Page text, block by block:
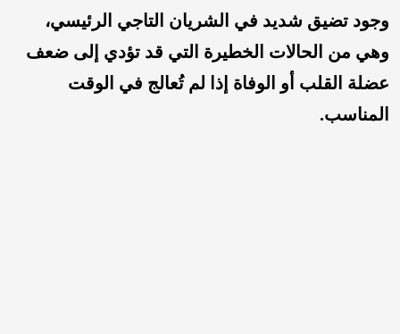
وجود تضيق شديد في الشريان التاجي الرئيسي،
وهي من الحالات الخطيرة التي قد تؤدي إلى ضعف
عضلة القلب أو الوفاة إذا لم تُعالج في الوقت
المناسب.